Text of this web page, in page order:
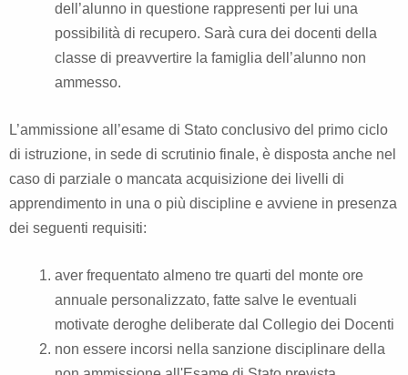
dell’alunno in questione rappresenti per lui una
possibilità di recupero. Sarà cura dei docenti della
classe di preavvertire la famiglia dell’alunno non
ammesso.
L’ammissione all’esame di Stato conclusivo del primo ciclo
di istruzione, in sede di scrutinio finale, è disposta anche nel
caso di parziale o mancata acquisizione dei livelli di
apprendimento in una o più discipline e avviene in presenza
dei seguenti requisiti:
aver frequentato almeno tre quarti del monte ore
annuale personalizzato, fatte salve le eventuali
motivate deroghe deliberate dal Collegio dei Docenti
non essere incorsi nella sanzione disciplinare della